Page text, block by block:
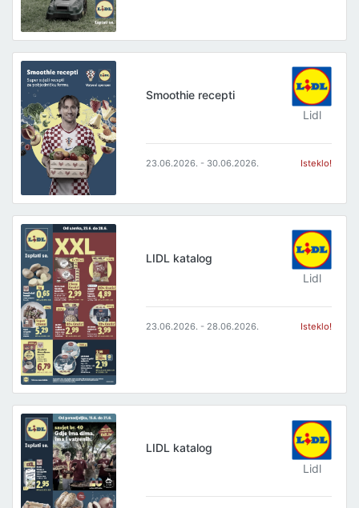
Smoothie recepti
Lidl
23.06.2026. - 30.06.2026. Isteklo!
LIDL katalog
Lidl
23.06.2026. - 28.06.2026. Isteklo!
LIDL katalog
Lidl